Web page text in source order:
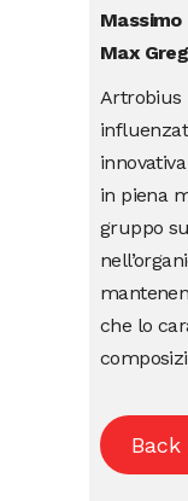
Massimo
Max
Artrobius
in piena
gruppo
che lo